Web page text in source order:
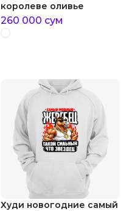
королеве оливье
260 000 сум
Худи новогодние самый